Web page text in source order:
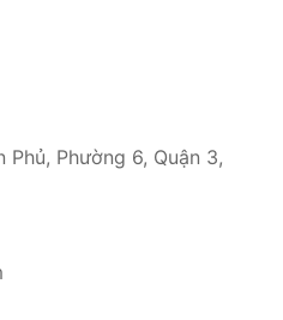
Phủ, Phường 6, Quận 3,